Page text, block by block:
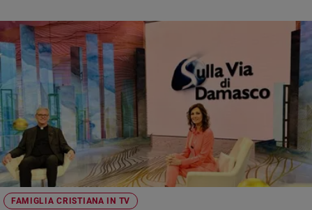
FAMIGLIA CRISTIANA IN TV